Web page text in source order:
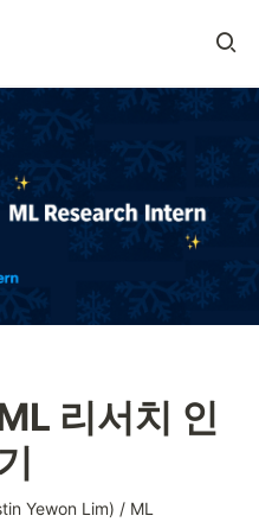
리서치 인
Yewon Lim) / ML